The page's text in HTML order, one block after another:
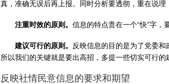
真，准确无误后再上报。同时分析要透彻，重在说理
注重时效的原则。 信息的特点贵在一个“快”字，
建议可行的原则。
反映信息的目的是为了党委
所以我们的关键就是要出高招，多提一些切实可行的
反映社情民意信息的要求和期望